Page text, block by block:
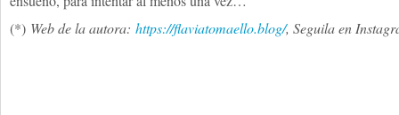
(*) Web de la autora: https://flaviatomaello.blog/, Seguila en